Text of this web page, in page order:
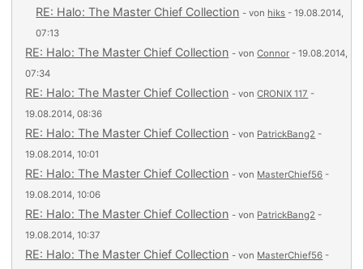
RE: Halo: The Master Chief Collection - von hiks - 19.08.2014,
07:13
RE: Halo: The Master Chief Collection - vonConnor - 19.08.2014,
07:34
RE: Halo: The Master Chief Collection - vonCRONIX 117 -
19.08.2014, 08:36
RE: Halo: The Master Chief Collection - von PatrickBang2 -
19.08.2014, 10:01
RE: Halo: The Master Chief Collection - von MasterChief56 -
19.08.2014, 10:06
RE: Halo: The Master Chief Collection - von PatrickBang2 -
19.08.2014, 10:37
RE: Halo: The Master Chief Collection - von MasterChief56 -